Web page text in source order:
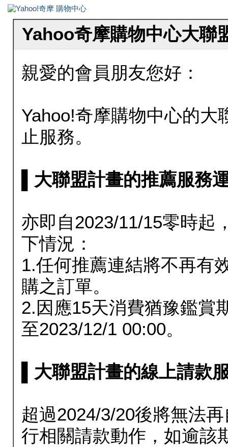
Yahoo奇摩購物中心大聯
親愛的會員朋友您好：
Yahoo!奇摩購物中心的大
止服務。
▌大聯盟計畫的推薦服務
亦即自2023/11/15零時起
下情況：
1.任何推薦連結將不再有
購之訂單。
2.因應15天消費猶豫鑑賞
至2023/12/1 00:00。
▌大聯盟計畫的線上請款
超過2024/3/20後將無法
行相關請款動作，如逾該